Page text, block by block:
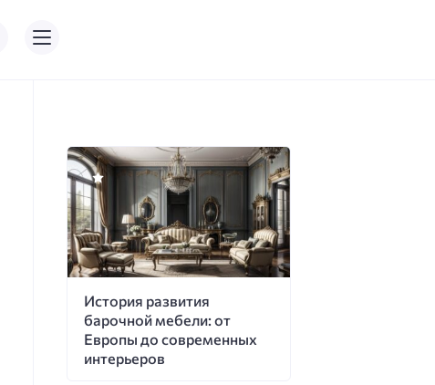
История развития
барочной мебели: от
Европы до современных
интерьеров